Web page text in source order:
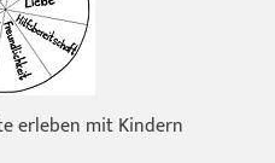
erleben mit Kindern